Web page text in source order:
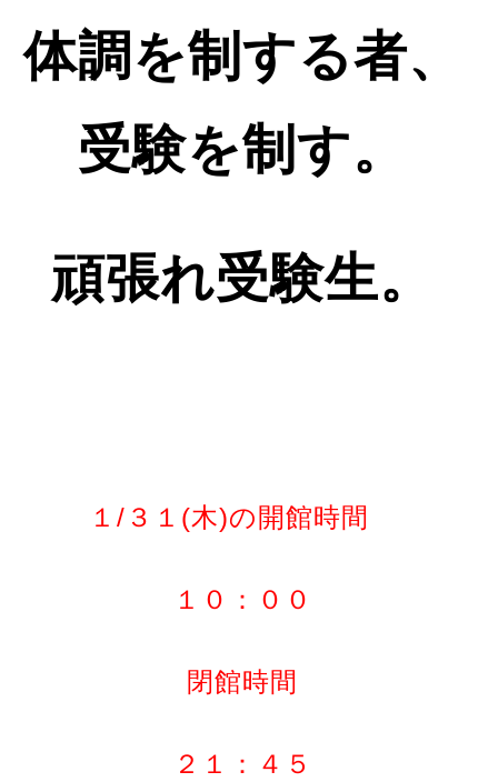
体調を制する者、
受験を制す。
頑張れ受験生。
１/３１(木)の開館時間
１０：００
閉館時間
２１：４５